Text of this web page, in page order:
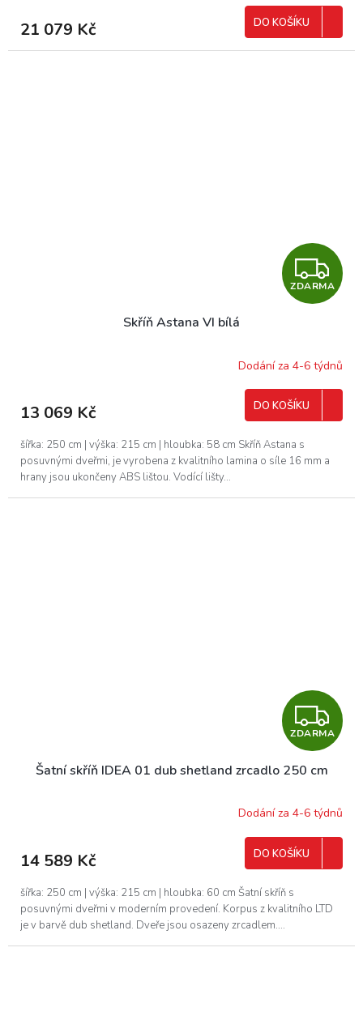
A
21 079 Kč DO KOŠÍKU
Z
D
R
ZDARMA
Skříň Astana VI bílá
Dodání za 4-6 týdnů
13 069 Kč DO KOŠÍKU
šířka: 250 cm | výška: 215 cm | hloubka: 58 cm Skříň Astana s
posuvnými dveřmi, je vyrobena z kvalitního lamina o síle 16 mm a
hrany jsou ukončeny ABS lištou. Vodící lišty...
Z
D
R
ZDARMA
Šatní skříň IDEA 01 dub shetland zrcadlo 250 cm
Dodání za 4-6 týdnů
14 589 Kč DO KOŠÍKU
šířka: 250 cm | výška: 215 cm | hloubka: 60 cm Šatní skříň s
posuvnými dveřmi v moderním provedení. Korpus z kvalitního LTD
je v barvě dub shetland. Dveře jsou osazeny zrcadlem....